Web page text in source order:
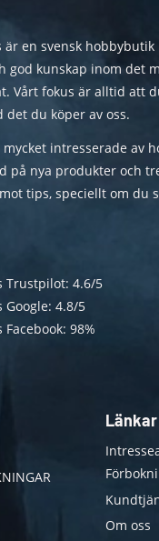
är en svensk
god kunskap inom det
Vårt fokus är alltid att
det du köper av oss.
mycket intresserade av
på nya produkter och
tips, speciellt om du
Trustpilot: 4.6/5
Google: 4.8/5
98%
Länkar
Om oss